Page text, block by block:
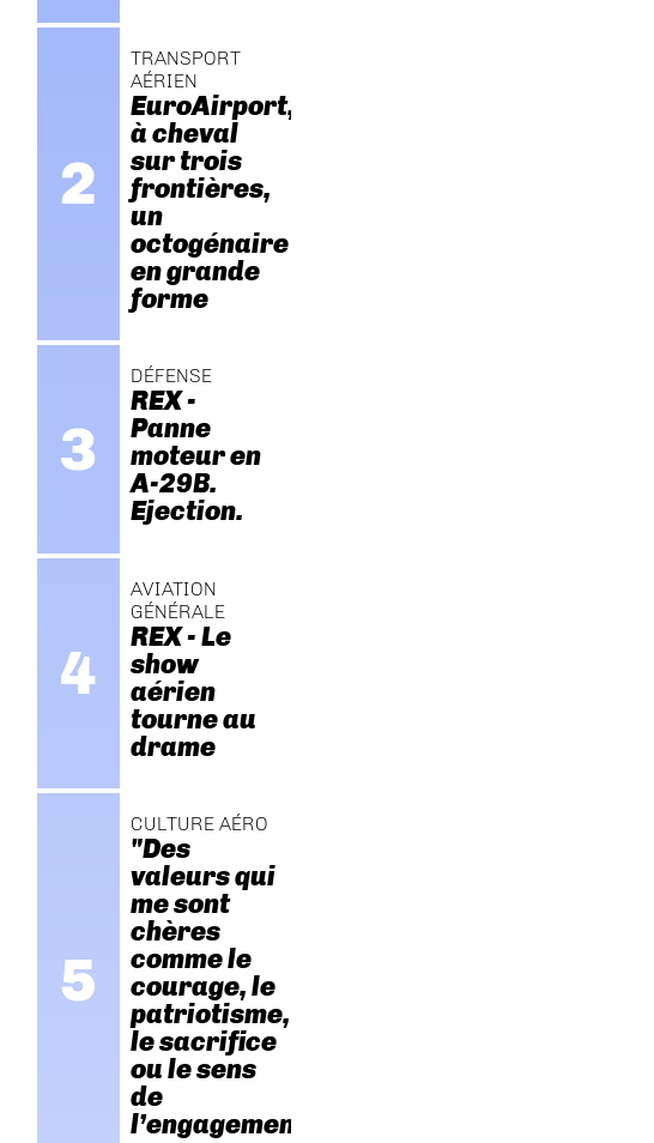
TRANSPORT
AÉRIEN
EuroAirport,
à cheval
sur trois
frontières,
un
octogénaire
en grande
forme
DÉFENSE
REX -
Panne
moteur en
A-29B.
Ejection.
AVIATION
GÉNÉRALE
REX - Le
show
aérien
tourne au
drame
CULTURE AÉRO
"Des
valeurs qui
me sont
chères
comme le
courage, le
patriotisme,
le sacrifice
ou le sens
de
l’engagement."